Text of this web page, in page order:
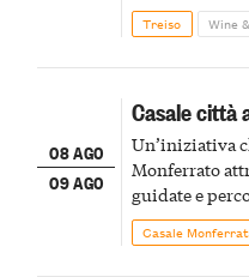
Treiso Wine
08 AGO
09 AGO
Casale città
Un’iniziativa
Monferrato
guidate e
Casale